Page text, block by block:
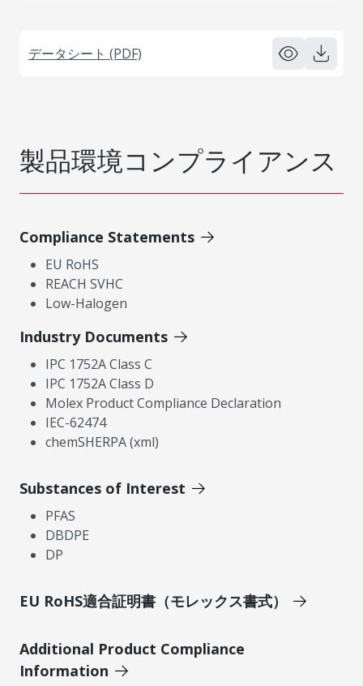
データシート (PDF)
製品環境コンプライアンス
Compliance Statements
EU RoHS
REACH SVHC
Low-Halogen
Industry Documents
IPC 1752A Class C
IPC 1752A Class D
Molex Product Compliance Declaration
IEC-62474
chemSHERPA (xml)
Substances of Interest
PFAS
DBDPE
DP
EU RoHS適合証明書（モレックス書式）
Additional Product Compliance
Information